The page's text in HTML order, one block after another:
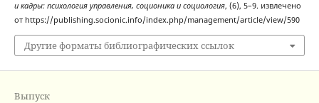
и кадры: психология управления, соционика и социология, (6), 5–9. извлечено
от https://publishing.socionic.info/index.php/management/article/view/590
Другие форматы библиографических ссылок
Выпуск